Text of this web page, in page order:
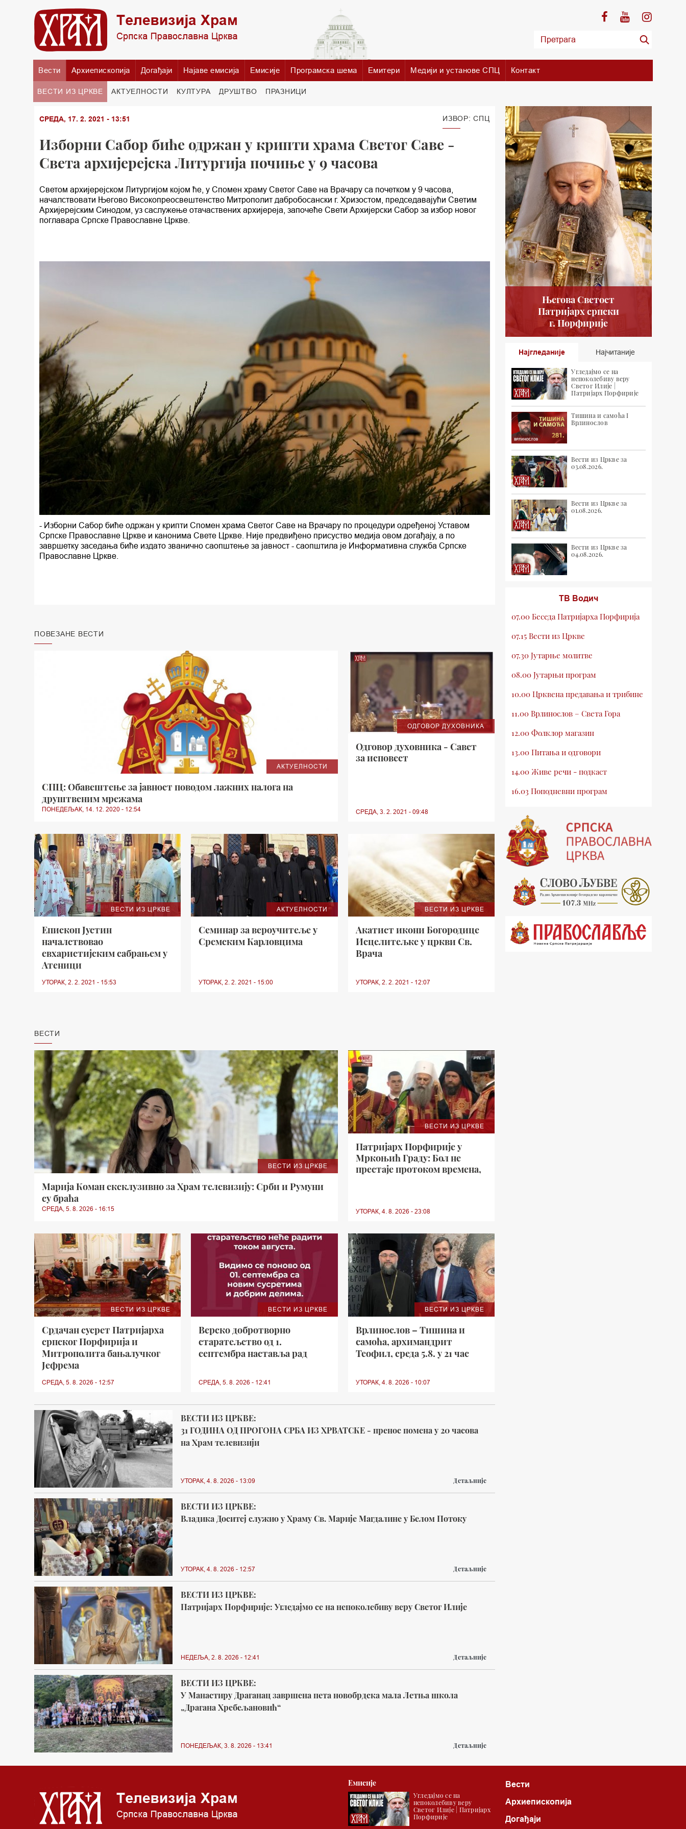
Вести Архиепископија Догађаји Најаве емисија Емисије Програмска шема Емитери Медији и установе СПЦ Контакт
ВЕСТИ ИЗ ЦРКВЕ АКТУЕЛНОСТИ КУЛТУРА ДРУШТВО ПРАЗНИЦИ
СРЕДА, 17. 2. 2021 - 13:51 ИЗВОР: СПЦ
Изборни Сабор биће одржан у крипти храма Светог Саве -
Света архијерејска Литургија почиње у 9 часова
Светом архијерејском Литургијом којом ће, у Спомен храму Светог Саве на Врачару са почетком у 9 часова,
началствовати Његово Високопреосвештенство Митрополит дабробосански г. Хризостом, председавајући Светим
Архијерејским Синодом, уз саслужење отачаствених архијереја, започеће Свети Архијерски Сабор за избор новог
поглавара Српске Православне Цркве.
- Изборни Сабор биће одржан у крипти Спомен храма Светог Саве на Врачару по процедури одређеној Уставом
Српске Православне Цркве и канонима Свете Цркве. Није предвиђено присуство медија овом догађају, а по
завршетку заседања биће издато званично саопштење за јавност - саопштила је Информативна служба Српске
Православне Цркве.
ПОВЕЗАНЕ ВЕСТИ
АКТУЕЛНОСТИ
СПЦ: Обавештење за јавност поводом лажних налога на
друштвеним мрежама
ПОНЕДЕЉАК, 14. 12. 2020 - 12:54
ОДГОВОР ДУХОВНИКA
Одговор духовника - Савет
за исповест
СРЕДА, 3. 2. 2021 - 09:48
ВЕСТИ ИЗ ЦРКВЕ
Епископ Јустин
началствовао
евхаристијским сабрањем у
Атеници
УТОРАК, 2. 2. 2021 - 15:53
АКТУЕЛНОСТИ
Семинар за вероучитеље у
Сремским Карловцима
УТОРАК, 2. 2. 2021 - 15:00
ВЕСТИ ИЗ ЦРКВЕ
Акатист икони Богородице
Исцелитељке у цркви Св.
Врача
УТОРАК, 2. 2. 2021 - 12:07
ВЕСТИ
ВЕСТИ ИЗ ЦРКВЕ
Марија Коман ексклузивно за Храм телевизију: Срби и Румуни
су браћа
СРЕДА, 5. 8. 2026 - 16:15
ВЕСТИ ИЗ ЦРКВЕ
Патријарх Порфирије у
Мркоњић Граду: Бол не
престаје протоком времена,
УТОРАК, 4. 8. 2026 - 23:08
ВЕСТИ ИЗ ЦРКВЕ
Срдачан сусрет Патријарха
српског Порфирија и
Митрополита бањалучког
Јефрема
СРЕДА, 5. 8. 2026 - 12:57
ВЕСТИ ИЗ ЦРКВЕ
Верско добротворно
старатељство од 1.
септембра наставља рад
СРЕДА, 5. 8. 2026 - 12:41
ВЕСТИ ИЗ ЦРКВЕ
Врлинослов – Тишина и
самоћа, архимандрит
Теофил, среда 5.8. у 21 час
УТОРАК, 4. 8. 2026 - 10:07
ВЕСТИ ИЗ ЦРКВЕ:
31 ГОДИНА ОД ПРОГОНА СРБА ИЗ ХРВАТСКЕ - пренос помена у 20 часова
на Храм телевизији
УТОРАК, 4. 8. 2026 - 13:09 Детаљније
ВЕСТИ ИЗ ЦРКВЕ:
Владика Доситеј служио у Храму Св. Марије Магдалине у Белом Потоку
УТОРАК, 4. 8. 2026 - 12:57 Детаљније
ВЕСТИ ИЗ ЦРКВЕ:
Патријарх Порфирије: Угледајмо се на непоколебиву веру Светог Илије
НЕДЕЉА, 2. 8. 2026 - 12:41 Детаљније
ВЕСТИ ИЗ ЦРКВЕ:
У Манастиру Драганац завршена пета новобрдска мала Летња школа
„Драгана Хребељановић“
ПОНЕДЕЉАК, 3. 8. 2026 - 13:41 Детаљније
Његова Светост
Патријарх српски
г. Порфирије
Најгледаније Најчитаније
Угледајмо се на
непоколебиву веру
Светог Илије |
Патријарх Порфирије
Тишина и самоћа I
Врлинослов
Вести из Цркве за
03.08.2026.
Вести из Цркве за
01.08.2026.
Вести из Цркве за
04.08.2026.
ТВ Водич
07.00 Беседа Патријарха Порфирија
07.15 Вести из Цркве
07.30 Јутарње молитве
08.00 Јутарњи програм
10.00 Црквена предавања и трибине
11.00 Врлинослов – Света Гора
12.00 Фолклор магазин
13.00 Питања и одговори
14.00 Живе речи - подкаст
16.03 Поподневни програм
19.03 Атлас памћења
19.30 Вечерње молитве
20.00 Вести из Цркве
20.15 Реч архијереја
20.30 Млади у Цркви
21.03 Гугл пита
22.03 Црквена предавања и трибине
Емисије
Угледајмо се на
непоколебиву веру
Светог Илије | Патријарх
Порфирије
Вести
Архиепископија
Догађаји